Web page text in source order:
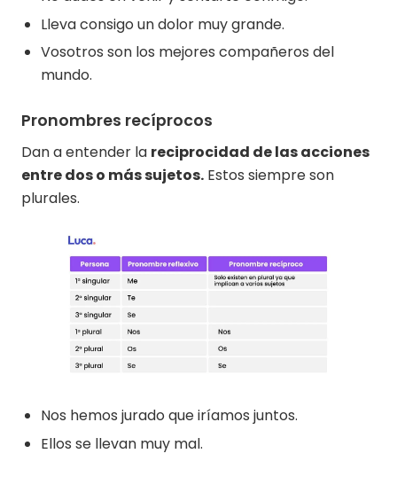
Lleva consigo un dolor muy grande.
Vosotros son los mejores compañeros del
mundo.
Pronombres recíprocos
Dan a entender la reciprocidad de las acciones
entre dos o más sujetos. Estos siempre son
plurales.
Nos hemos jurado que iríamos juntos.
Ellos se llevan muy mal.